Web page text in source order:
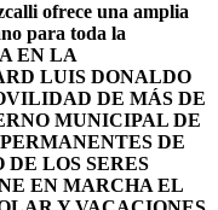
ofrece una amplia
para toda la
EN LA
LUIS DONALDO
DE MÁS DE
MUNICIPAL DE
DE
LOS SERES
EN MARCHA EL